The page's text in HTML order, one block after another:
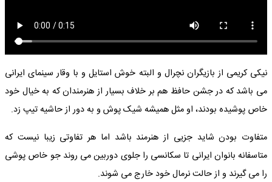
نیکی کریمی از بازیگران نچرال و البته خوش استایل و با وقار سینمای ایرانی
می باشد که در جشن حافظ هم بر خلاف بسیار از هنرمندان که به خیال خود
خاص پوشیده بودند، او مثل همیشه شیک پوش و به دور از حاشیه تیپ زد.
متفاوت بودن شاید جزیی از هنرمند باشد اما هر تفاوتی زیبا نیست که
متاسفانه بانوان ایرانی تا سکانسی را جلوی دوربین می روند جو خاص پوشی
را می گیرند و از حالت نرمال خود خارج می شوند.